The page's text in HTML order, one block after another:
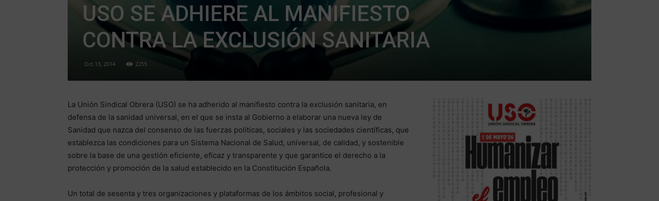
USO SE ADHIERE AL MANIFIESTO
CONTRA LA EXCLUSIÓN SANITARIA
Oct 13, 2014 2255
La Unión Sindical Obrera (USO) se ha adherido al manifiesto contra la exclusión sanitaria, en
defensa de la sanidad universal, en el que se insta al Gobierno a elaborar una nueva ley de
Sanidad que nazca del consenso de las fuerzas políticas, sociales y las sociedades científicas, que
establezca las condiciones para un Sistema Nacional de Salud, universal, de calidad, y sostenible
sobre la base de una gestión eficiente, eficaz y transparente y que garantice el derecho a la
protección y promoción de la salud establecido en la Constitución Española.
Un total de sesenta y tres organizaciones y plataformas de los ámbitos social, profesional y